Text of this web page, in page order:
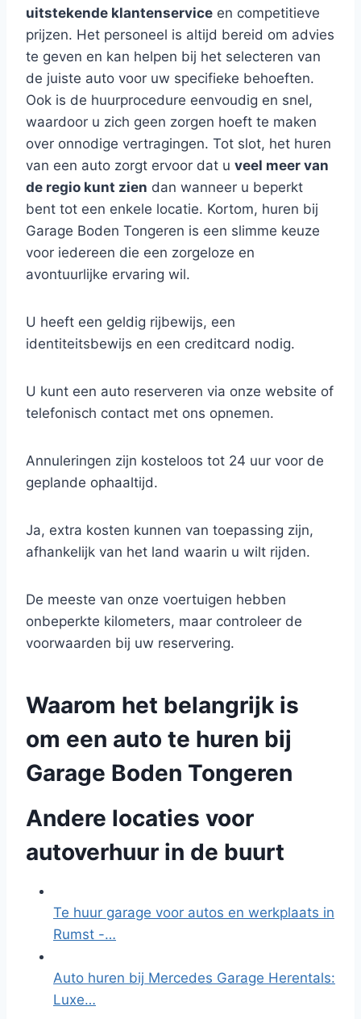
uitstekende klantenservice en competitieve
prijzen. Het personeel is altijd bereid om advies
te geven en kan helpen bij het selecteren van
de juiste auto voor uw specifieke behoeften.
Ook is de huurprocedure eenvoudig en snel,
waardoor u zich geen zorgen hoeft te maken
over onnodige vertragingen. Tot slot, het huren
van een auto zorgt ervoor dat u veel meer van
de regio kunt zien dan wanneer u beperkt
bent tot een enkele locatie. Kortom, huren bij
Garage Boden Tongeren is een slimme keuze
voor iedereen die een zorgeloze en
avontuurlijke ervaring wil.
U heeft een geldig rijbewijs, een
identiteitsbewijs en een creditcard nodig.
U kunt een auto reserveren via onze website of
telefonisch contact met ons opnemen.
Annuleringen zijn kosteloos tot 24 uur voor de
geplande ophaaltijd.
Ja, extra kosten kunnen van toepassing zijn,
afhankelijk van het land waarin u wilt rijden.
De meeste van onze voertuigen hebben
onbeperkte kilometers, maar controleer de
voorwaarden bij uw reservering.
Waarom het belangrijk is
om een auto te huren bij
Garage Boden Tongeren
Andere locaties voor
autoverhuur in de buurt
Te huur garage voor autos en werkplaats in
Rumst -…
Auto huren bij Mercedes Garage Herentals:
Luxe…